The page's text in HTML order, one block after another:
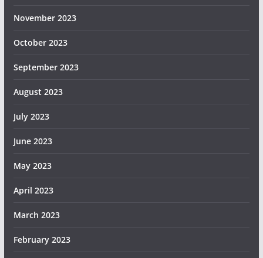
November 2023
October 2023
September 2023
August 2023
July 2023
June 2023
May 2023
April 2023
March 2023
February 2023